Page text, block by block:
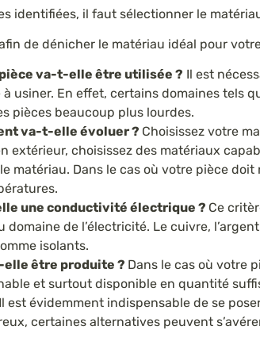
identifiées, il faut sélectionner le
de dénicher le matériau idéal pour
pièce va-t-elle être utilisée ? Il est
usiner. En effet, certains domaines tels
pièces beaucoup plus lourdes.
va-t-elle évoluer ? Choisissez votre
extérieur, choisissez des matériaux
matériau. Dans le cas où votre pièce
une conductivité électrique ? Ce
domaine de l’électricité. Le cuivre,
isolants.
être produite ? Dans le cas où votre
et surtout disponible en quantité
Il est évidemment indispensable de se
certaines alternatives peuvent